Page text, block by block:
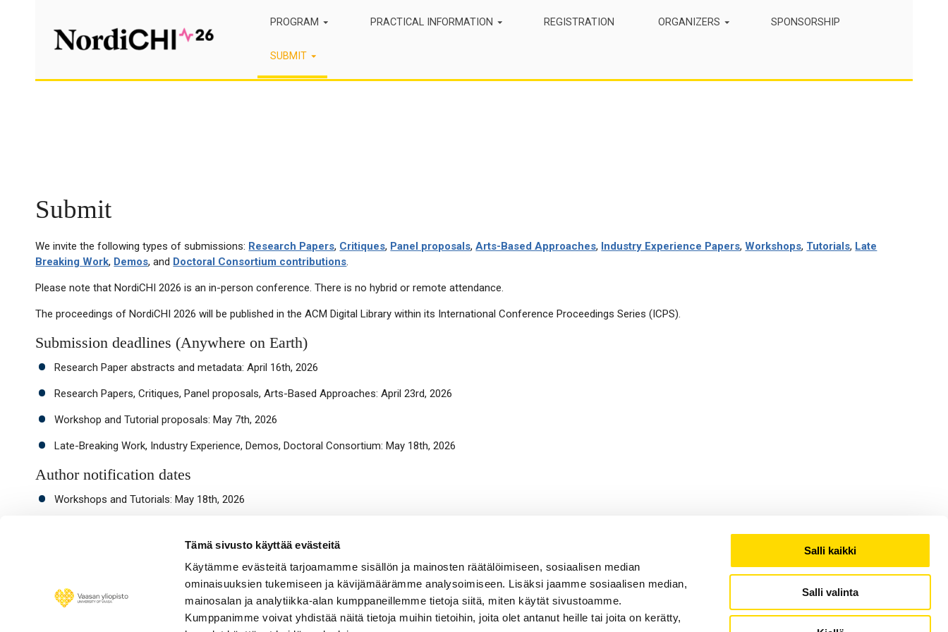
Tämä sivusto käyttää evästeitä
Käytämme evästeitä tarjoamamme sisällön ja mainosten räätälöimiseen, sosiaalisen median
ominaisuuksien tukemiseen ja kävijämäärämme analysoimiseen. Lisäksi jaamme sosiaalisen median,
mainosalan ja analytiikka-alan kumppaneillemme tietoja siitä, miten käytät sivustoamme.
Kumppanimme voivat yhdistää näitä tietoja muihin tietoihin, joita olet antanut heille tai joita on kerätty,
Salli kaikki
Salli valinta
PROGRAM PRACTICAL INFORMATION REGISTRATION ORGANIZERS SPONSORSHIP
SUBMIT
Submit
We invite the following types of submissions: Research Papers, Critiques, Panel proposals,Arts-Based Approaches, Industry Experience Papers,Workshops, Tutorials, Late
Breaking Work, Demos, and Doctoral Consortium contributions
Please note that NordiCHI 2026 is an in-person conference. There is no hybrid or remote attendance.
The proceedings of NordiCHI 2026 will be published in the ACM Digital Library within its International Conference Proceedings Series (ICPS).
Submission deadlines (Anywhere on Earth)
Research Paper abstracts and metadata: April 16th, 2026
Research Papers, Critiques, Panel proposals, Arts-Based Approaches: April 23rd, 2026
Workshop and Tutorial proposals: May 7th, 2026
Late-Breaking Work, Industry Experience, Demos, Doctoral Consortium: May 18th, 2026
Author notification dates
Workshops and Tutorials: May 18th, 2026